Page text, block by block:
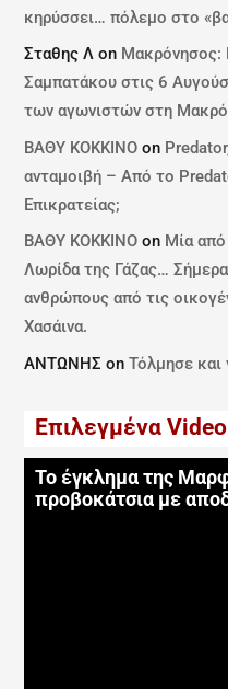
κηρύσσει… πόλεμο στο
Σταθης Λ on Μακρόνησος:
Σαμπατάκου στις 6
των αγωνιστών στη
ΒΑΘΥ ΚΟΚΚΙΝΟ on
ανταμοιβή – Από το
Επικρατείας;
ΒΑΘΥ ΚΟΚΚΙΝΟ on Μία από
Λωρίδα της Γάζας…
ανθρώπους από τις
Χασάινα.
ΑΝΤΩΝΗΣ onΤόλμησε και
Επιλεγμένα Video
Το έγκλημα της
προβοκάτσια με